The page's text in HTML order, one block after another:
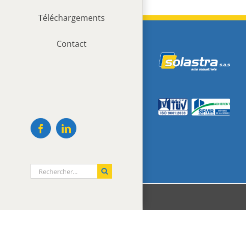
Téléchargements
Contact
FacebookLinkedIn
Rechercher: